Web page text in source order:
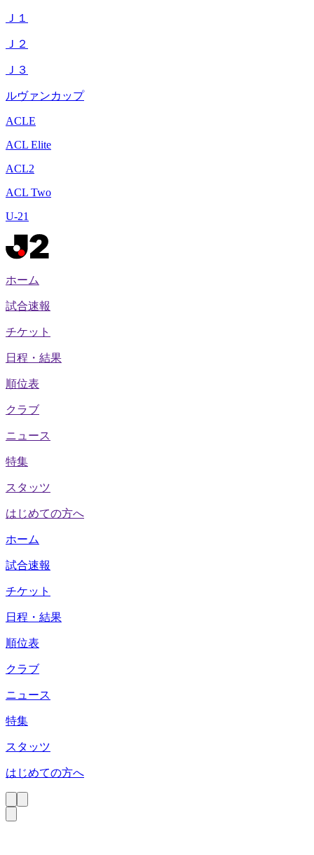
Ｊ１
Ｊ２
Ｊ３
ルヴァンカップ
ACLE
ACL Elite
ACL2
ACL Two
U-21
ホーム
試合速報
チケット
日程・結果
順位表
クラブ
ニュース
特集
スタッツ
はじめての方へ
ホーム
試合速報
チケット
日程・結果
順位表
クラブ
ニュース
特集
スタッツ
はじめての方へ